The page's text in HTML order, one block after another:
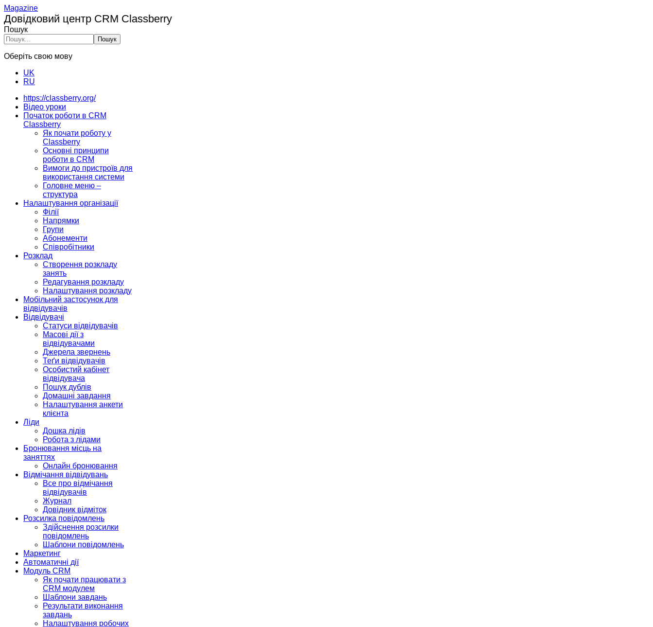
Magazine
Довідковий центр CRM Classberry
Пошук
Пошук
Оберіть свою мову
UK
RU
https://classberry.org/
Відео уроки
Початок роботи в CRM
Classberry
Як почати роботу у
Classberry
Основні принципи
роботи в CRM
Вимоги до пристроїв для
використання системи
Головне меню –
структура
Налаштування організації
Філії
Напрямки
Групи
Абонементи
Співробітники
Розклад
Створення розкладу
занять
Редагування розкладу
Налаштування розкладу
Мобільний застосунок для
відвідувачів
Відвідувачі
Статуси відвідувачів
Масові дії з
відвідувачами
Джерела звернень
Теґи відвідувачів
Особистий кабінет
відвідувача
Пошук дублів
Домашні завдання
Налаштування анкети
клієнта
Ліди
Дошка лідів
Робота з лідами
Бронювання місць на
заняттях
Онлайн бронювання
Відмічання відвідувань
Все про відмічання
відвідувачів
Журнал
Довідник відміток
Розсилка повідомлень
Здійснення розсилки
повідомлень
Шаблони повідомлень
Маркетинг
Автоматичні дії
Модуль CRM
Як почати працювати з
CRM модулем
Шаблони завдань
Результати виконання
завдань
Налаштування робочих